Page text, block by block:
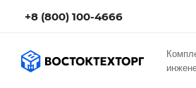
+8 (800) 100-4666